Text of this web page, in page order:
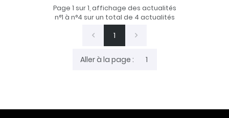
**incluant de l'eau.
***par rapport a une coloration permanente standard.
Page 1 sur 1, affichage des actualités
n°1 à n°4 sur un total de 4 actualités
1
Aller à la page :